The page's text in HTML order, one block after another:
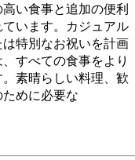
い食事と追加の便利
います。カジュアル
特別なお祝いを計画
すべての食事をより
素晴らしい料理、歓
めに必要な